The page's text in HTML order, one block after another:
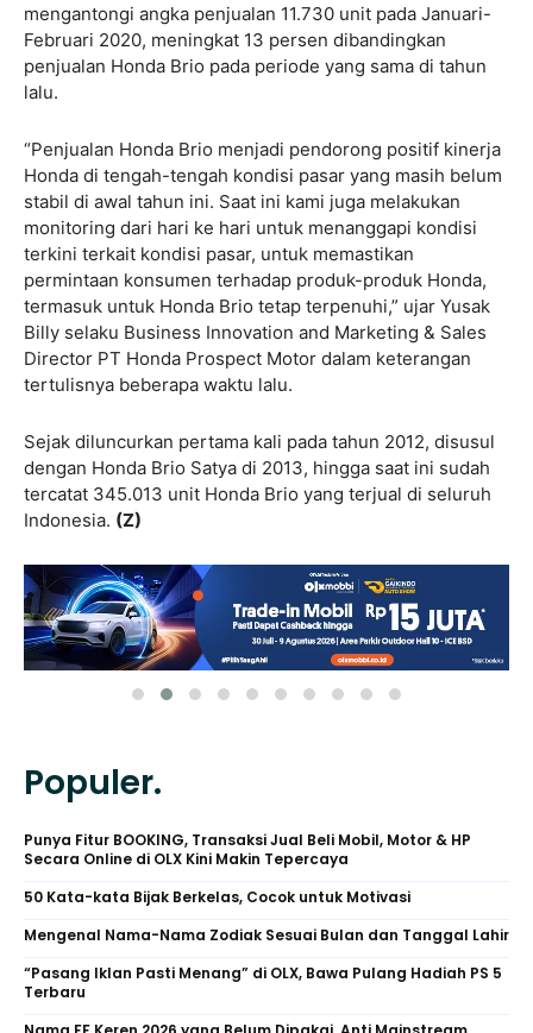
mengantongi angka penjualan 11.730 unit pada Januari-
Februari 2020, meningkat 13 persen dibandingkan
penjualan Honda Brio pada periode yang sama di tahun
lalu.
“Penjualan Honda Brio menjadi pendorong positif kinerja
Honda di tengah-tengah kondisi pasar yang masih belum
stabil di awal tahun ini. Saat ini kami juga melakukan
monitoring dari hari ke hari untuk menanggapi kondisi
terkini terkait kondisi pasar, untuk memastikan
permintaan konsumen terhadap produk-produk Honda,
termasuk untuk Honda Brio tetap terpenuhi,” ujar Yusak
Billy selaku Business Innovation and Marketing & Sales
Director PT Honda Prospect Motor dalam keterangan
tertulisnya beberapa waktu lalu.
Sejak diluncurkan pertama kali pada tahun 2012, disusul
dengan Honda Brio Satya di 2013, hingga saat ini sudah
tercatat 345.013 unit Honda Brio yang terjual di seluruh
Indonesia. (Z)
Populer.
Punya Fitur BOOKING, Transaksi Jual Beli Mobil, Motor & HP
Secara Online di OLX Kini Makin Tepercaya
50 Kata-kata Bijak Berkelas, Cocok untuk Motivasi
Mengenal Nama-Nama Zodiak Sesuai Bulan dan Tanggal Lahir
“Pasang Iklan Pasti Menang” di OLX, Bawa Pulang Hadiah PS 5
Terbaru